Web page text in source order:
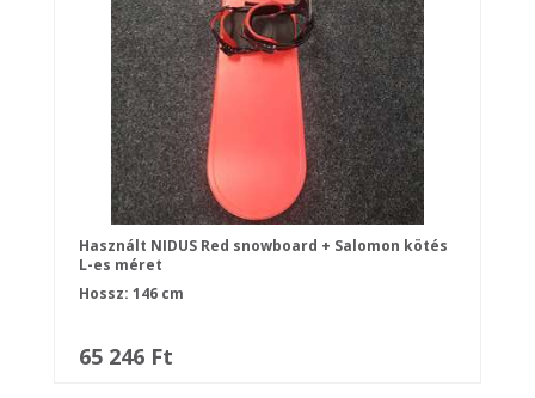
Használt NIDUS Red snowboard + Salomon kötés
L-es méret
Hossz: 146 cm
65 246 Ft